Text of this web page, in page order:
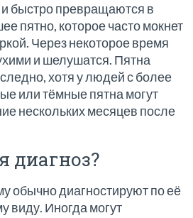
быстро превращаются в
пятно, которое часто мокнет
Через некоторое время
и шелушатся. Пятна
хотя у людей с более
или тёмные пятна могут
нескольких месяцев после
диагноз?
обычно диагностируют по её
виду. Иногда могут